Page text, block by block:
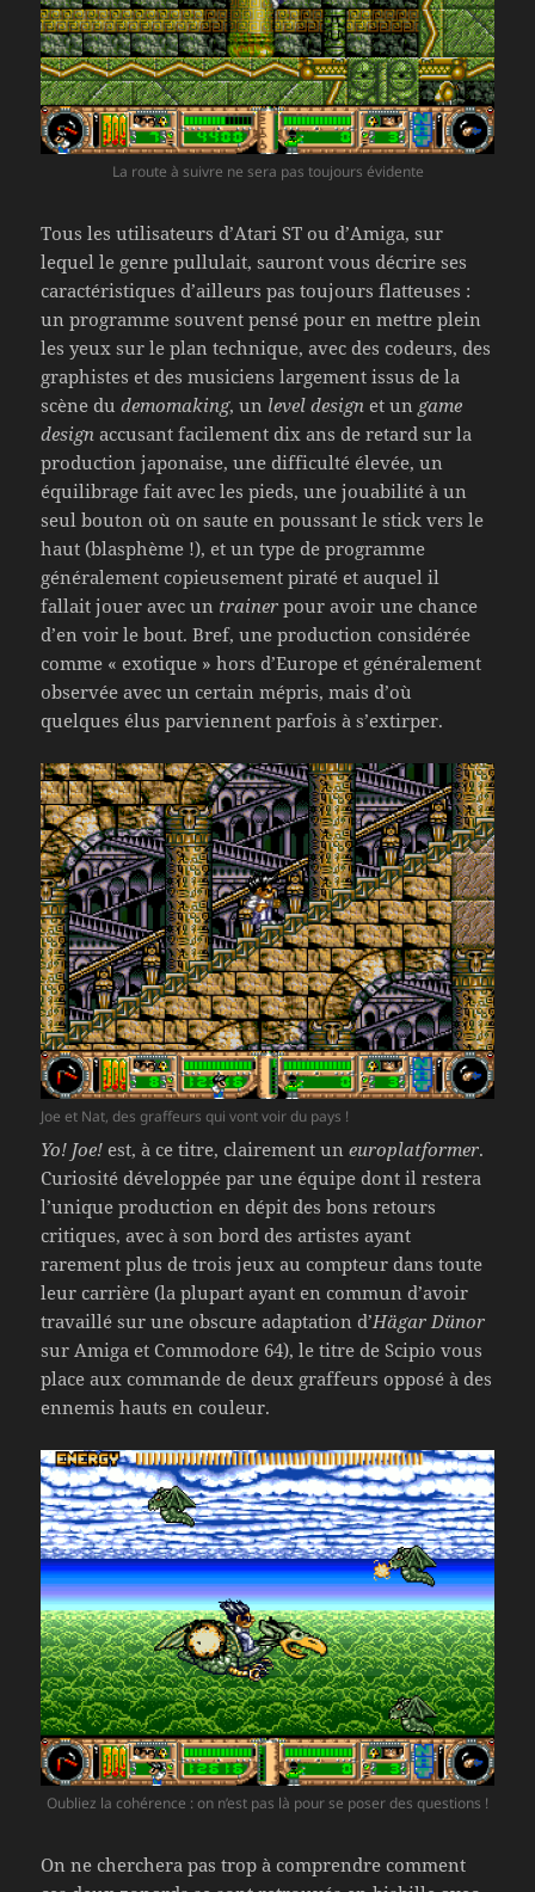
La route à suivre ne sera pas toujours évidente
Tous les utilisateurs d’Atari ST ou d’Amiga, sur
lequel le genre pullulait, sauront vous décrire ses
caractéristiques d’ailleurs pas toujours flatteuses :
un programme souvent pensé pour en mettre plein
les yeux sur le plan technique, avec des codeurs, des
graphistes et des musiciens largement issus de la
scène dudemomaking, un level design et un game
design accusant facilement dix ans de retard sur la
production japonaise, une difficulté élevée, un
équilibrage fait avec les pieds, une jouabilité à un
seul bouton où on saute en poussant le stick vers le
haut (blasphème !), et un type de programme
généralement copieusement piraté et auquel il
fallait jouer avec un trainer pour avoir une chance
d’en voir le bout. Bref, une production considérée
comme « exotique » hors d’Europe et généralement
observée avec un certain mépris, mais d’où
quelques élus parviennent parfois à s’extirper.
Joe et Nat, des graffeurs qui vont voir du pays !
Yo! Joe! est, à ce titre, clairement uneuroplatformer.
Curiosité développée par une équipe dont il restera
l’unique production en dépit des bons retours
critiques, avec à son bord des artistes ayant
rarement plus de trois jeux au compteur dans toute
leur carrière (la plupart ayant en commun d’avoir
travaillé sur une obscure adaptation d’Hägar Dünor
sur Amiga et Commodore 64), le titre de Scipio vous
place aux commande de deux graffeurs opposé à des
ennemis hauts en couleur.
Oubliez la cohérence : on n’est pas là pour se poser des questions !
On ne cherchera pas trop à comprendre comment